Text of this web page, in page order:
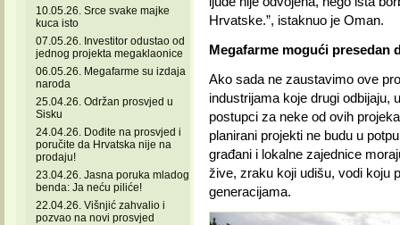
10.05.26. Srce svake majke
kuca isto
07.05.26. Investitor odustao od
jednog projekta megaklaonice
06.05.26. Megafarme su izdaja
naroda
25.04.26. Održan prosvjed u
Sisku
24.04.26. Dođite na prosvjed i
poručite da Hrvatska nije na
prodaju!
23.04.26. Jasna poruka mladog
benda: Ja neću piliće!
22.04.26. Višnjić zahvalio i
pozvao na novi prosvjed
Hrvatske.”, istaknuo je Oman.
Megafarme mogući presedan
Ako sada ne zaustavimo ove
industrijama koje drugi odbijaju,
postupci za neke od ovih
planirani projekti ne budu u
građani i lokalne zajednice
žive, zraku koji udišu, vodi koju
generacijama.